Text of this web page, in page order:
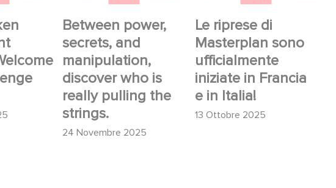
Between power,
secrets, and
manipulation,
discover who is
really pulling the
strings.
24 Novembre 2025
Le riprese di
Masterplan sono
ufficialmente
iniziate in Francia
e in Italia!
13 Ottobre 2025